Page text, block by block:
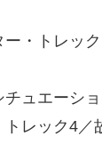
・トレック
ュエーシ
レック4